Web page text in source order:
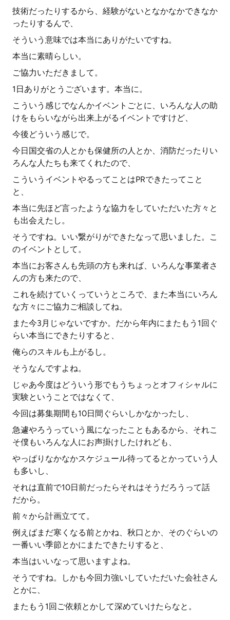
技術だったりするから、経験がないとなかなかできなか
ったりするんで、
そういう意味では本当にありがたいですね。
本当に素晴らしい。
ご協力いただきまして。
1日ありがとうございます。本当に。
こういう感じでなんかイベントごとに、いろんな人の助
けをもらいながら出来上がるイベントですけど、
今後どういう感じで。
今日国交省の人とかも保健所の人とか、消防だったりい
ろんな人たちも来てくれたので、
こういうイベントやるってことはPRできたってこと
と、
本当に先ほど言ったような協力をしていただいた方々と
も出会えたし。
そうですね。いい繋がりができたなって思いました。こ
のイベントとして。
本当にお客さんも先頭の方も来れば、いろんな事業者さ
んの方も来たので、
これを続けていくっていうところで、また本当にいろん
な方々にご協力ご相談してね。
また今3月じゃないですか。だから年内にまたもう1回ぐ
らい本当にできたりすると、
俺らのスキルも上がるし。
そうなんですよね。
じゃあ今度はどういう形でもうちょっとオフィシャルに
実験ということではなくて、
今回は募集期間も10日間ぐらいしかなかったし、
急遽やろうっていう風になったこともあるから、それこ
そ僕もいろんな人にお声掛けしたけれども、
やっぱりなかなかスケジュール待ってるとかっていう人
も多いし、
それは直前で10日前だったらそれはそうだろうって話
だから。
前々から計画立てて。
例えばまだ寒くなる前とかね、秋口とか、そのぐらいの
一番いい季節とかにまたできたりすると、
本当はいいなって思いますよね。
そうですね。しかも今回力強いしていただいた会社さん
とかに、
またもう1回ご依頼とかして深めていけたらなと。